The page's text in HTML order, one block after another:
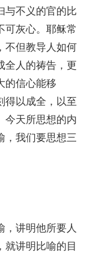
不义的官的比
可灰心。耶稣常
不但教导人如何
全人的祷告，更
的信心能移
得以成全，以至
今天所思想的内
，我们要思想三
讲明他所要人
就讲明比喻的目